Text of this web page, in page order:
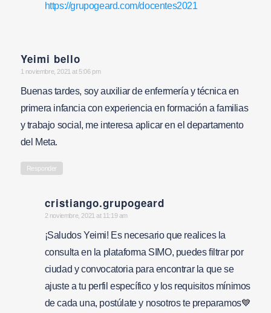
https://grupogeard.com/docentes2021
Yeimi bello
says:
1 noviembre, 2021 at 5:06 pm
Buenas tardes, soy auxiliar de enfermería y técnica en
primera infancia con experiencia en formación a familias
y trabajo social, me interesa aplicar en el departamento
del Meta.
Responder
cristiango.grupogeard
says:
2 noviembre, 2021 at 11:19 am
¡Saludos Yeimi! Es necesario que realices la
consulta en la plataforma SIMO, puedes filtrar por
ciudad y convocatoria para encontrar la que se
ajuste a tu perfil específico y los requisitos mínimos
de cada una, postúlate y nosotros te preparamos💙